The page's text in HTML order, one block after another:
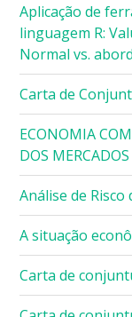
Aplicação de
linguagem R:
Normal vs.
Carta de
ECONOMIA
DOS MERCADOS
Análise de
A situação
Carta de